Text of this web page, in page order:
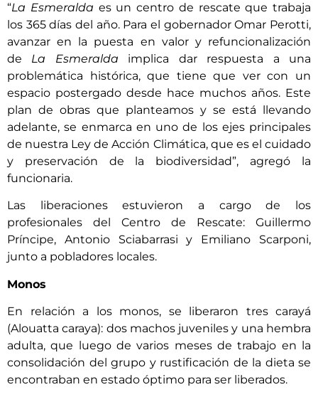
“La Esmeralda es un centro de rescate que trabaja
los 365 días del año. Para el gobernador Omar Perotti,
avanzar en la puesta en valor y refuncionalización
de La Esmeralda implica dar respuesta a una
problemática histórica, que tiene que ver con un
espacio postergado desde hace muchos años. Este
plan de obras que planteamos y se está llevando
adelante, se enmarca en uno de los ejes principales
de nuestra Ley de Acción Climática, que es el cuidado
y preservación de la biodiversidad”, agregó la
funcionaria.
Las liberaciones estuvieron a cargo de los
profesionales del Centro de Rescate: Guillermo
Príncipe, Antonio Sciabarrasi y Emiliano Scarponi,
junto a pobladores locales.
Monos
En relación a los monos, se liberaron tres carayá
(Alouatta caraya): dos machos juveniles y una hembra
adulta, que luego de varios meses de trabajo en la
consolidación del grupo y rustificación de la dieta se
encontraban en estado óptimo para ser liberados.